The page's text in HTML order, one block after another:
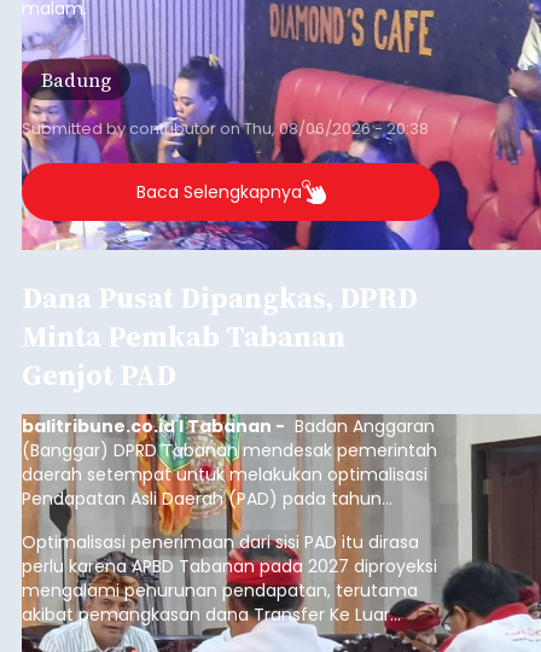
malam.
Badung
Submitted bycontributoronThu, 08/06/2026 - 20:38
Baca Selengkapnya
Dana Pusat Dipangkas, DPRD
Minta Pemkab Tabanan
Genjot PAD
balitribune.co.id I Tabanan - Badan Anggaran
(Banggar) DPRD Tabanan mendesak pemerintah
daerah setempat untuk melakukan optimalisasi
Pendapatan Asli Daerah (PAD) pada tahun
anggaran 2027.
Optimalisasi penerimaan dari sisi PAD itu dirasa
perlu karena APBD Tabanan pada 2027 diproyeksi
mengalami penurunan pendapatan, terutama
akibat pemangkasan dana Transfer Ke Luar
Daerah (TKD) dari pemerintah pusat.